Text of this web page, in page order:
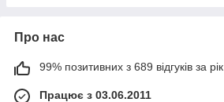
Про нас
99% позитивних з 689 відгуків за рік
Працює з 03.06.2011